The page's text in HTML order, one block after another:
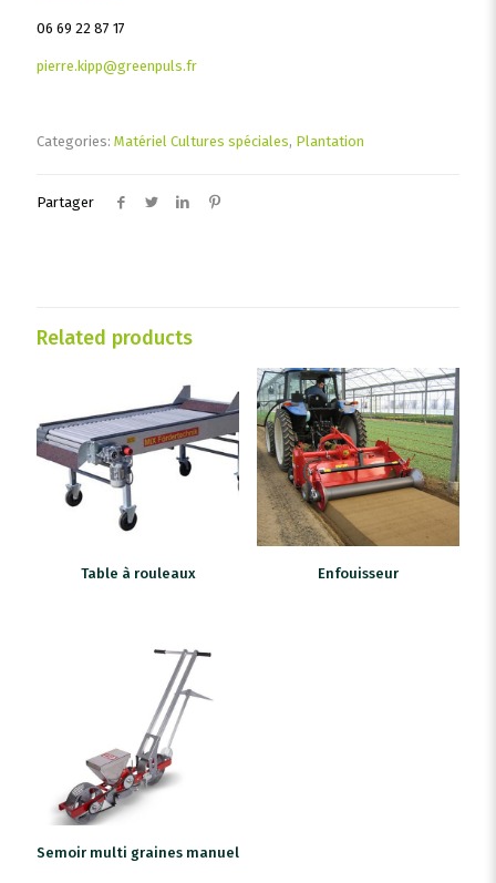
06 69 22 87 17
pierre.kipp@greenpuls.fr
Categories: Matériel Cultures spéciales, Plantation
Partager
Related products
Table à rouleaux Enfouisseur
Semoir multi graines manuel